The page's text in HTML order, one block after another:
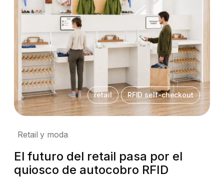
retail RFID self-checkout
Retail y moda
El futuro del retail pasa por el
quiosco de autocobro RFID